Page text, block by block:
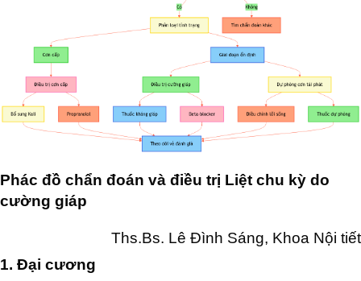
Phác đồ chẩn đoán và điều trị Liệt chu kỳ do
cường giáp
Ths.Bs. Lê Đình Sáng, Khoa Nội tiết
1. Đại cương